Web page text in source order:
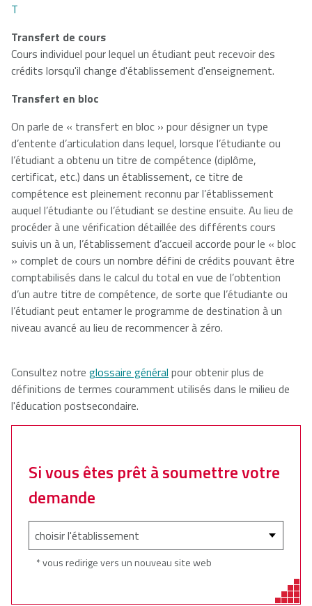
T
Transfert de cours
Cours individuel pour lequel un étudiant peut recevoir des
crédits lorsqu'il change d'établissement d'enseignement.
Transfert en bloc
On parle de « transfert en bloc » pour désigner un type
d’entente d’articulation dans lequel, lorsque l’étudiante ou
l’étudiant a obtenu un titre de compétence (diplôme,
certificat, etc.) dans un établissement, ce titre de
compétence est pleinement reconnu par l’établissement
auquel l’étudiante ou l’étudiant se destine ensuite. Au lieu de
procéder à une vérification détaillée des différents cours
suivis un à un, l’établissement d’accueil accorde pour le « bloc
» complet de cours un nombre défini de crédits pouvant être
comptabilisés dans le calcul du total en vue de l’obtention
d’un autre titre de compétence, de sorte que l’étudiante ou
l’étudiant peut entamer le programme de destination à un
niveau avancé au lieu de recommencer à zéro.
Consultez notre glossaire général pour obtenir plus de
définitions de termes couramment utilisés dans le milieu de
l'éducation postsecondaire.
Si vous êtes prêt à soumettre votre
demande
* vous redirige vers un nouveau site web